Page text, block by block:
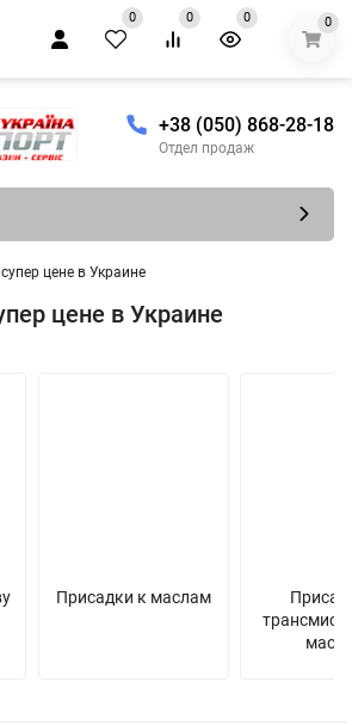
0 0 0 0
+38 (050) 868-28-18
Отдел продаж
цене в Украине
цене в Украине
Присадки к маслам